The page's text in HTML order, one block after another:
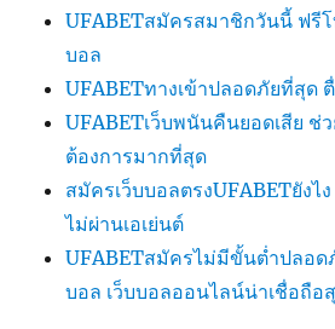
UFABETสมัครสมาชิกวันนี้ ฟรี
บอล
UFABETทางเข้าปลอดภัยที่สุด
UFABETเว็บพนันคืนยอดเสีย ช่
ต้องการมากที่สุด
สมัครเว็บบอลตรงUFABETยังไ
ไม่ผ่านเอเย่นต์
UFABETสมัครไม่มีขั้นต่ำปลอด
บอล เว็บบอลออนไลน์น่าเชื่อถือ